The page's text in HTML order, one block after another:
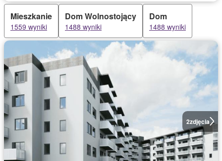
Mieszkanie
1559 wyniki
Dom Wolnostojący
1488 wyniki
Dom
1488 wyniki
2zdjęcia